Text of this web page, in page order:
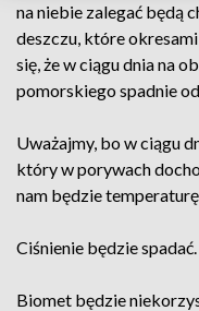
na niebie zalegać będą
deszczu, które
się, że w ciągu dnia na
pomorskiego spadnie
Uważajmy, bo w ciągu
który w porywach
nam będzie
Ciśnienie będzie
Biomet będzie